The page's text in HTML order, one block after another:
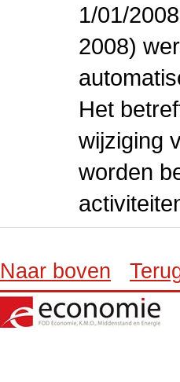
1/01/
2008)
Het
wijziging
worden
Naar boven